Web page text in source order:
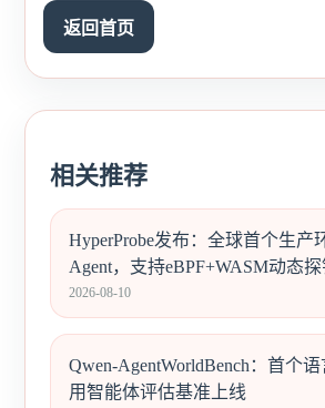
返回首页
相关推荐
HyperProbe发布：全球首个生产
Agent，支持eBPF+WASM动态
2026-08-10
Qwen-AgentWorldBench：首个
用智能体评估基准上线